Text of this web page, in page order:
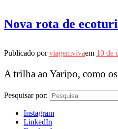
Nova rota de
Publicado porviagemvivaem 10 de
A trilha ao Yaripo, como
Pesquisar por:
Instagram
LinkedIn